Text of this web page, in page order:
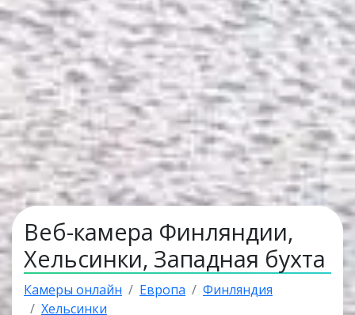
Веб-камера Финляндии,
Хельсинки, Западная бухта
Камеры онлайн Европа
Финляндия
Хельсинки